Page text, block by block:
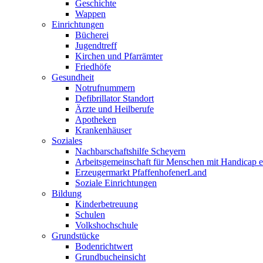
Geschichte
Wappen
Einrichtungen
Bücherei
Jugendtreff
Kirchen und Pfarrämter
Friedhöfe
Gesundheit
Notrufnummern
Defibrillator Standort
Ärzte und Heilberufe
Apotheken
Krankenhäuser
Soziales
Nachbarschaftshilfe Scheyern
Arbeitsgemeinschaft für Menschen mit Handicap
Erzeugermarkt PfaffenhofenerLand
Soziale Einrichtungen
Bildung
Kinderbetreuung
Schulen
Volkshochschule
Grundstücke
Bodenrichtwert
Grundbucheinsicht